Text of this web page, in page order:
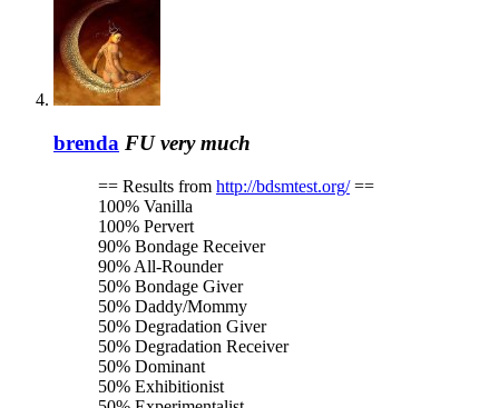
brenda FU very much
== Results from http://bdsmtest.org/==
100% Vanilla
100% Pervert
90% Bondage Receiver
90% All-Rounder
50% Bondage Giver
50% Daddy/Mommy
50% Degradation Giver
50% Degradation Receiver
50% Dominant
50% Exhibitionist